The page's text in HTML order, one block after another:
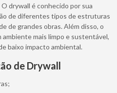
drywall é conhecido por sua
de diferentes tipos de estruturas
de grandes obras. Além disso, o
mais limpo e sustentável,
baixo impacto ambiental.
de Drywall